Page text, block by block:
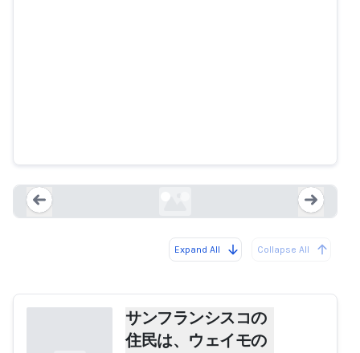
Expand All Collapse All
サンフランシスコの
住民は、ウェイモの